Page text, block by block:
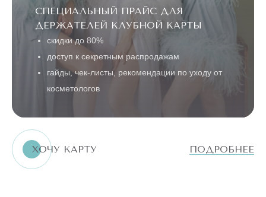
СПЕЦИАЛЬНЫЙ ПРАЙС ДЛЯ
ДЕРЖАТЕЛЕЙ КЛУБНОЙ КАРТЫ
скидки до 80%
доступ к секретным распродажам
гайды, чек-листы, рекомендации по уходу от
косметологов
ХОЧУ КАРТУ ПОДРОБНЕЕ